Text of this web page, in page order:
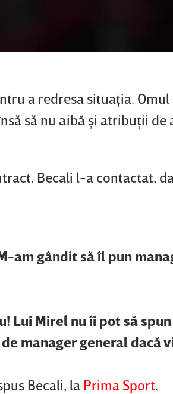
a redresa situaţia. Omul
să nu aibă şi atribuţii de
Becali l-a contactat,
am gândit să îl pun
Lui Mirel nu îi pot să
manager general dacă
Becali, la Prima Sport.